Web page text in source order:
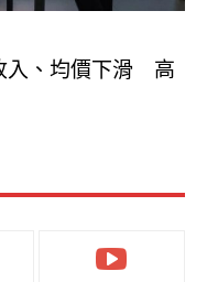
入、均價下滑 高